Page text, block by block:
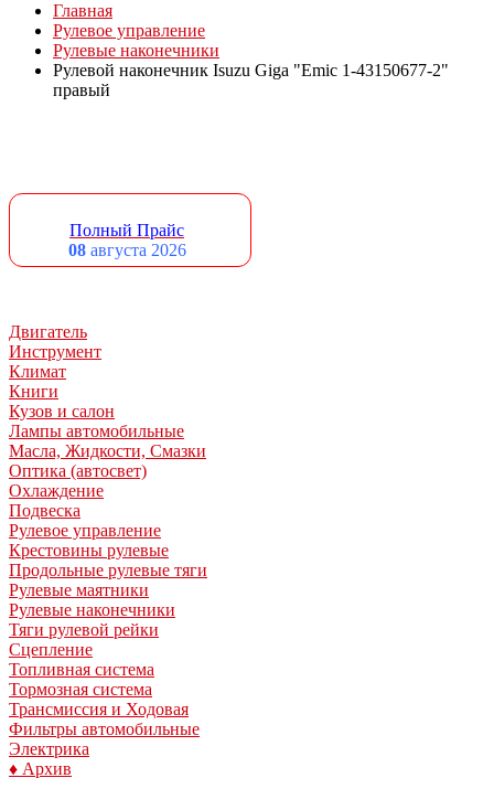
Главная
Рулевое управление
Рулевые наконечники
Рулевой наконечник Isuzu Giga "Emic 1-43150677-2"
правый
Полный Прайс
08августа 2026
Двигатель
Инструмент
Климат
Книги
Кузов и салон
Лампы автомобильные
Масла, Жидкости, Смазки
Оптика (автосвет)
Охлаждение
Подвеска
Рулевое управление
Крестовины рулевые
Продольные рулевые тяги
Рулевые маятники
Рулевые наконечники
Тяги рулевой рейки
Сцепление
Топливная система
Тормозная система
Трансмиссия и Ходовая
Фильтры автомобильные
Электрика
♦ Архив